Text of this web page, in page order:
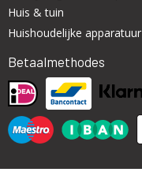
Huis & tuin
Huishoudelijke apparatuur
Betaalmethodes